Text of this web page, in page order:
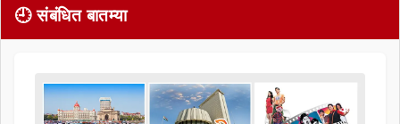
🕘 संबंधित बातम्या